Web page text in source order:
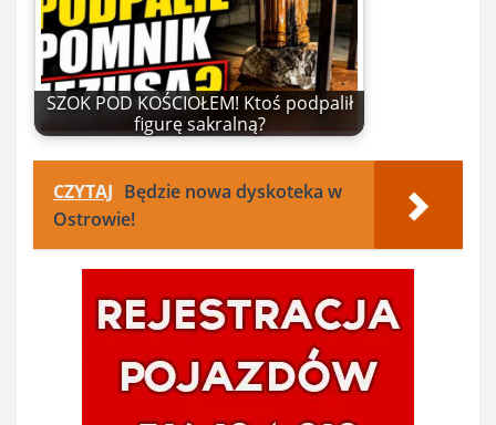
SZOK POD KOŚCIOŁEM! Ktoś podpalił
figurę sakralną?
CZYTAJ Będzie nowa dyskoteka w
Ostrowie!